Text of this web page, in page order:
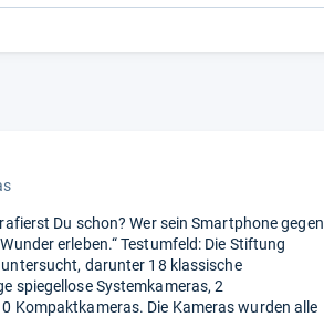
Du schon? Wer sein Smartphone gegen
erleben.“ Testumfeld: Die Stiftung
darunter 18 klassische
spiegellose Systemkameras, 2
Kompaktkameras. Die Kameras wurden alle